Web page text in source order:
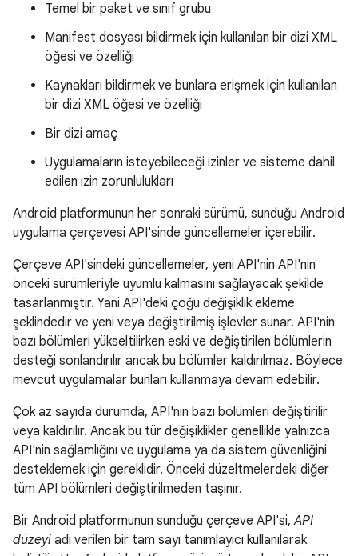
Temel bir paket ve sınıf grubu
Manifest dosyası bildirmek için kullanılan bir dizi XML
öğesi ve özelliği
Kaynakları bildirmek ve bunlara erişmek için kullanılan
bir dizi XML öğesi ve özelliği
Bir dizi amaç
Uygulamaların isteyebileceği izinler ve sisteme dahil
edilen izin zorunlulukları
Android platformunun her sonraki sürümü, sunduğu Android
uygulama çerçevesi API'sinde güncellemeler içerebilir.
Çerçeve API'sindeki güncellemeler, yeni API'nin API'nin
önceki sürümleriyle uyumlu kalmasını sağlayacak şekilde
tasarlanmıştır. Yani API'deki çoğu değişiklik ekleme
şeklindedir ve yeni veya değiştirilmiş işlevler sunar. API'nin
bazı bölümleri yükseltilirken eski ve değiştirilen bölümlerin
desteği sonlandırılır ancak bu bölümler kaldırılmaz. Böylece
mevcut uygulamalar bunları kullanmaya devam edebilir.
Çok az sayıda durumda, API'nin bazı bölümleri değiştirilir
veya kaldırılır. Ancak bu tür değişiklikler genellikle yalnızca
API'nin sağlamlığını ve uygulama ya da sistem güvenliğini
desteklemek için gereklidir. Önceki düzeltmelerdeki diğer
tüm API bölümleri değiştirilmeden taşınır.
Bir Android platformunun sunduğu çerçeve API'si,API
düzeyi adı verilen bir tam sayı tanımlayıcı kullanılarak